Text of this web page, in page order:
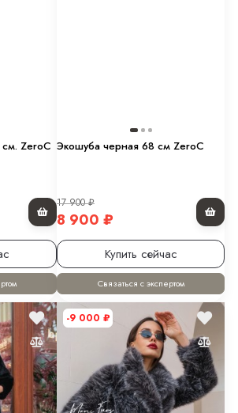
ZeroC Экошуба черная 68 см ZeroC
17 900₽
8 900 ₽
Купить сейчас
Связаться с экспертом
-9 000 ₽